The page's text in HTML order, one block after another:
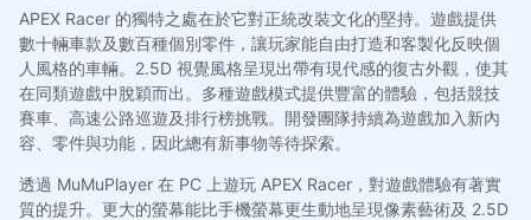
APEX Racer 的獨特之處在於它對正統改裝文化的堅持。遊戲提供
數十輛車款及數百種個別零件，讓玩家能自由打造和客製化反映個
人風格的車輛。2.5D 視覺風格呈現出帶有現代感的復古外觀，使其
在同類遊戲中脫穎而出。多種遊戲模式提供豐富的體驗，包括競技
賽車、高速公路巡遊及排行榜挑戰。開發團隊持續為遊戲加入新內
容、零件與功能，因此總有新事物等待探索。
透過 MuMuPlayer 在 PC 上遊玩 APEX Racer，對遊戲體驗有著實
質的提升。更大的螢幕能比手機螢幕更生動地呈現像素藝術及 2.5D